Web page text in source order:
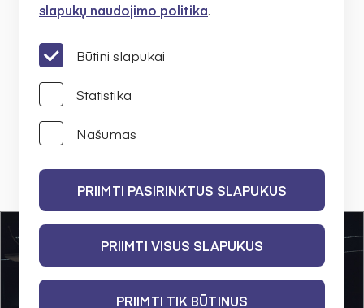
PRIMENAME:
Finansuojamų sričių
vertinimo prioritetai
LIETUVOS KULTŪROS TARYBA
slapukų naudojimo politika.
Būtini slapukai
Statistika
Našumas
PRIIMTI PASIRINKTUS SLAPUKUS
PRIIMTI VISUS SLAPUKUS
PRIIMTI TIK BŪTINUS